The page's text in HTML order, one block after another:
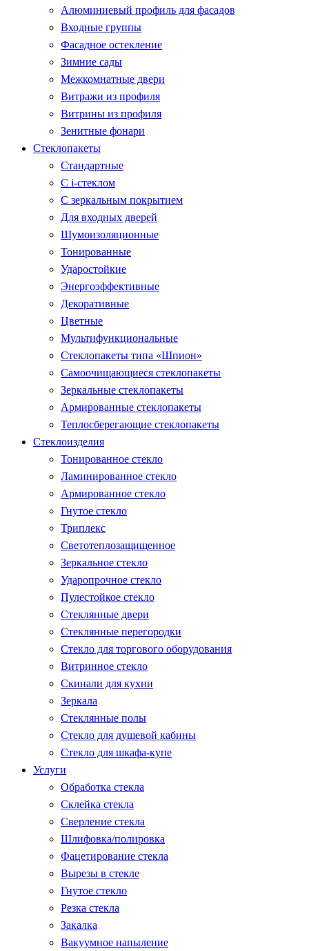
Алюминиевый профиль для фасадов
Входные группы
Фасадное остекление
Зимние сады
Межкомнатные двери
Витражи из профиля
Витрины из профиля
Зенитные фонари
Стеклопакеты
Стандартные
С i-стеклом
С зеркальным покрытием
Для входных дверей
Шумоизоляционные
Тонированные
Ударостойкие
Энергоэффективные
Декоративные
Цветные
Мультифункциональные
Стеклопакеты типа «Шпион»
Самоочищающиеся стеклопакеты
Зеркальные стеклопакеты
Армированные стеклопакеты
Теплосберегающие стеклопакеты
Стеклоизделия
Тонированное стекло
Ламинированное стекло
Армированное стекло
Гнутое стекло
Триплекс
Светотеплозащищенное
Зеркальное стекло
Ударопрочное стекло
Пулестойкое стекло
Стеклянные двери
Стеклянные перегородки
Стекло для торгового оборудования
Витринное стекло
Скинали для кухни
Зеркала
Стеклянные полы
Стекло для душевой кабины
Стекло для шкафа-купе
Услуги
Обработка стекла
Склейка стекла
Сверление стекла
Шлифовка/полировка
Фацетирование стекла
Вырезы в стекле
Гнутое стекло
Резка стекла
Закалка
Вакуумное напыление